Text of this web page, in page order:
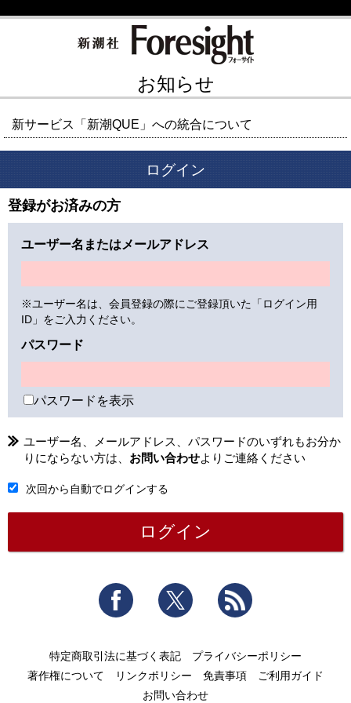
お知らせ
新サービス「新潮QUE」への統合について
ログイン
登録がお済みの方
ユーザー名またはメールアドレス
※ユーザー名は、会員登録の際にご登録頂いた「ログイン用
ID」をご入力ください。
パスワード
パスワードを表示
ユーザー名、メールアドレス、パスワードのいずれもお分か
りにならない方は、 お問い合わせよりご連絡ください
次回から自動でログインする
Facebook Twitter
特定商取引法に基づく表記
プライバシーポリシー
著作権について
リンクポリシー 免責事項
ご利用ガイド
お問い合わせ